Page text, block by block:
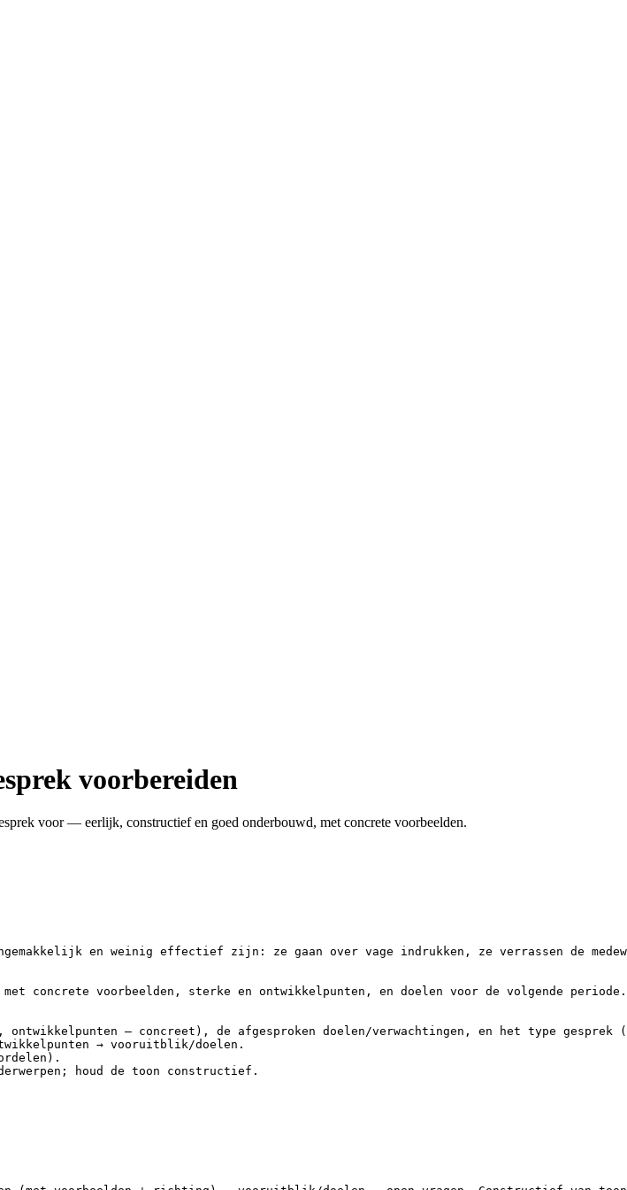
voorbereiden
voor — eerlijk, constructief en goed onderbouwd, met concrete voorbeelden.
en weinig effectief zijn: ze gaan over vage indrukken, ze verrassen
concrete voorbeelden, sterke en ontwikkelpunten, en doelen voor de volgende periode.
— concreet), de afgesproken doelen/verwachtingen, en het type
→ vooruitblik/doelen.
houd de toon constructief.